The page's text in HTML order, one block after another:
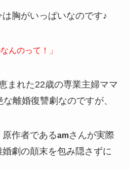
胸がいっぱいなのです♪
んのって！」
まれた22歳の専業主婦ママ
離婚復讐劇なのですが、
作者であるamさんが実際
劇の顛末を包み隠さずに